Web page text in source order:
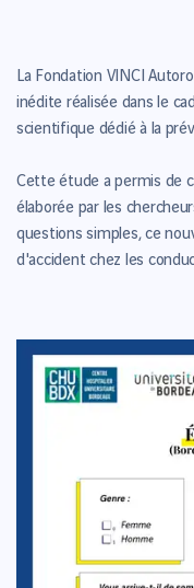
La Fondation VINCI
inédite réalisée dans le
scientifique dédié à la
Cette étude a permis de
élaborée par les
questions simples, ce
d'accident chez les